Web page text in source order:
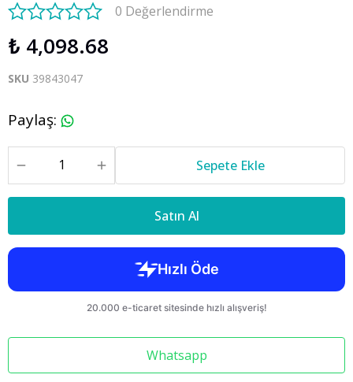
0 Değerlendirme
₺ 4,098.68
SKU 39843047
Paylaş:
Sepete Ekle
Satın Al
Whatsapp